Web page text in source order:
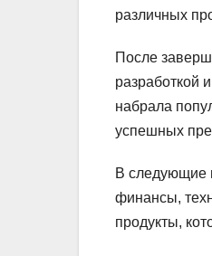
различных
После
разработкой
набрала
успешных
В следующие
финансы,
продукты,